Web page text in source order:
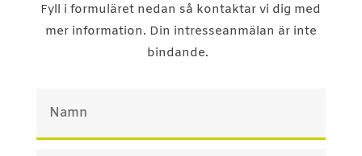
Fyll i formuläret nedan så kontaktar vi dig med
mer information. Din intresseanmälan är inte
bindande.